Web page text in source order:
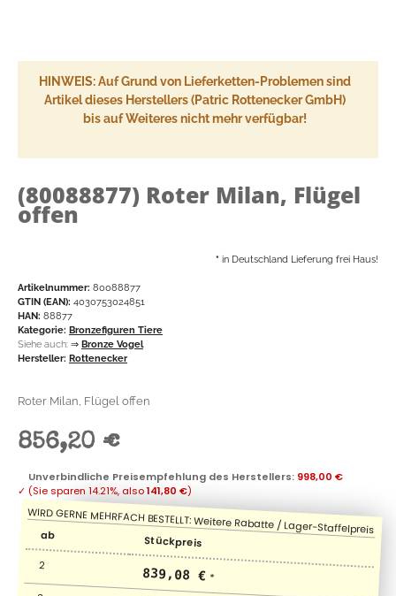
HINWEIS: Auf Grund von Lieferketten-Problemen sind
Artikel dieses Herstellers (Patric Rottenecker GmbH)
bis auf Weiteres nicht mehr verfügbar!
(80088877) Roter Milan, Flügel
offen
* in Deutschland Lieferung frei Haus!
Artikelnummer: 80088877
GTIN (EAN): 4030753024851
HAN: 88877
Kategorie: Bronzefiguren Tiere
Siehe auch: ⇒ Bronze Vogel
Hersteller: Rottenecker
Roter Milan, Flügel offen
856,20 €
Unverbindliche Preisempfehlung des Herstellers: 998,00 €
✓ (Sie sparen 14.21%, also141,80 €)
ab Stückpreis
2 839,08 € *